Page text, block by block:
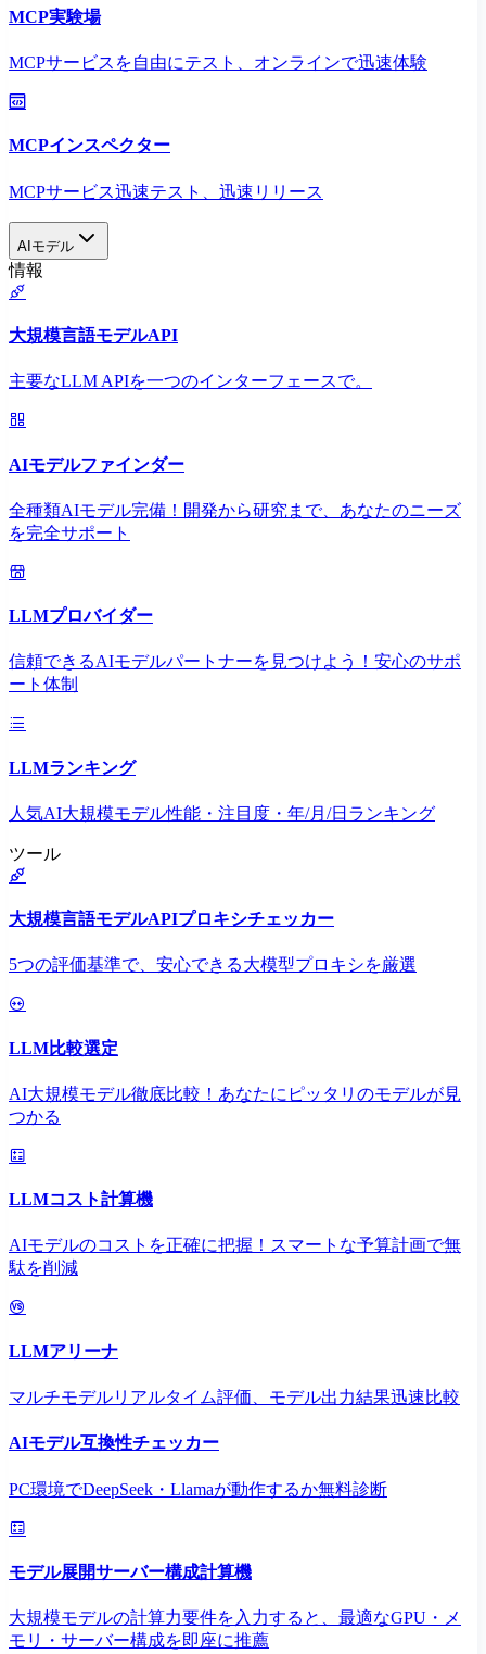
MCP実験場
MCPサービスを自由にテスト、オンラインで迅速体験
MCPインスペクター
MCPサービス迅速テスト、迅速リリース
AIモデル
情報
大規模言語モデルAPI
主要なLLM APIを一つのインターフェースで。
AIモデルファインダー
全種類AIモデル完備！開発から研究まで、あなたのニーズ
を完全サポート
LLMプロバイダー
信頼できるAIモデルパートナーを見つけよう！安心のサポ
ート体制
LLMランキング
人気AI大規模モデル性能・注目度・年/月/日ランキング
ツール
大規模言語モデルAPIプロキシチェッカー
5つの評価基準で、安心できる大模型プロキシを厳選
LLM比較選定
AI大規模モデル徹底比較！あなたにピッタリのモデルが見
つかる
LLMコスト計算機
AIモデルのコストを正確に把握！スマートな予算計画で無
駄を削減
LLMアリーナ
マルチモデルリアルタイム評価、モデル出力結果迅速比較
AIモデル互換性チェッカー
PC環境でDeepSeek・Llamaが動作するか無料診断
モデル展開サーバー構成計算機
大規模モデルの計算力要件を入力すると、最適なGPU・メ
モリ・サーバー構成を即座に推薦